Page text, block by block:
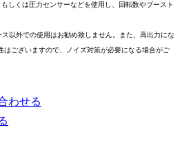
しくは圧力センサーなどを使用し、回転数やブースト
以外での使用はお勧め致しません。また、高出力にな
はございますので、ノイズ対策が必要になる場合がご
わせる